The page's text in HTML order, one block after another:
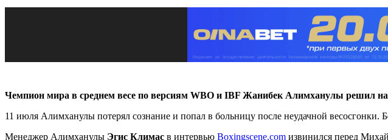
Чемпион мира в среднем весе по версиям WBO и IBF Жанибек Алимханулы решил
11 июля Алимханулы потерял сознание и попал в больницу после неудачной весосгонки.
Менеджер Алимханулы Эгис Климас в интервью Boxingscene.com извинился перед